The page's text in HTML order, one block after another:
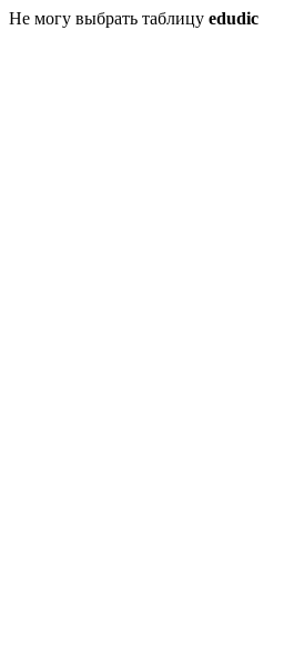
Не могу выбрать таблицу edudic